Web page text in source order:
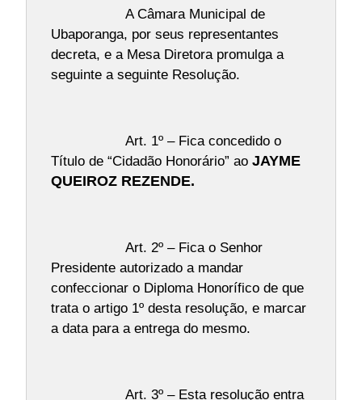
A Câmara Municipal de
Ubaporanga, por seus representantes
decreta, e a Mesa Diretora promulga a
seguinte a seguinte Resolução.
Art. 1º – Fica concedido o
Título de “Cidadão Honorário” ao JAYME
QUEIROZ REZENDE.
Art. 2º – Fica o Senhor
Presidente autorizado a mandar
confeccionar o Diploma Honorífico de que
trata o artigo 1º desta resolução, e marcar
a data para a entrega do mesmo.
Art. 3º – Esta resolução entra